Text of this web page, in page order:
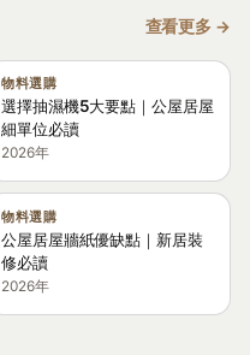
查看更多 →
物料選購
選擇抽濕機5大要點｜公屋居屋
細單位必讀
2026年
物料選購
公屋居屋牆紙優缺點｜新居裝
修必讀
2026年